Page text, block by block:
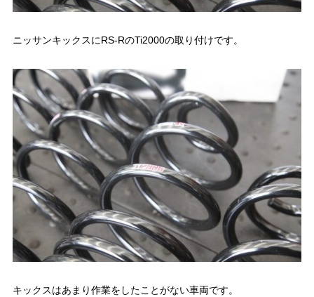
ニッサンキックスにRS-RのTi2000の取り付けです。
キックスはあまり作業をしたことがない車両です。